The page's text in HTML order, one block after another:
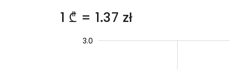
1 ₾ = 1.37 zł
3.0